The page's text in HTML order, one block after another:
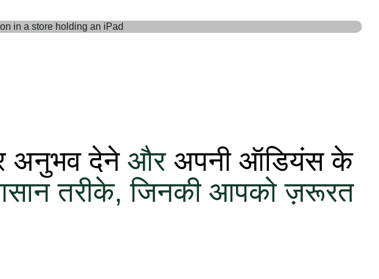
अनुभव देनेऔर अपनी ऑडियंस के
तरीके, जिनकी आपको ज़रूरत